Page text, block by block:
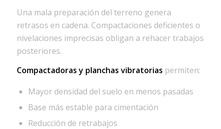
Una mala preparación del terreno genera
retrasos en cadena. Compactaciones deficientes o
nivelaciones imprecisas obligan a rehacer trabajos
posteriores.
Compactadoras y planchas vibratorias permiten:
Mayor densidad del suelo en menos pasadas
Base más estable para cimentación
Reducción de retrabajos